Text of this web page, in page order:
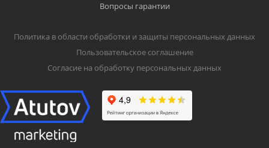
Вопросы гарантии
Политика в области обработки и защиты персональных данных
Пользовательское соглашение
Согласие на обработку персональных данных